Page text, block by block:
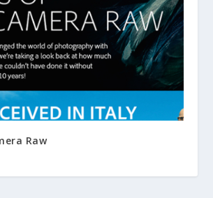
Raw